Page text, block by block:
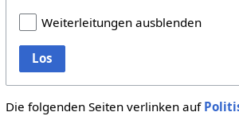
Weiterleitungen ausblenden
Los
Die folgenden Seiten verlinken auf